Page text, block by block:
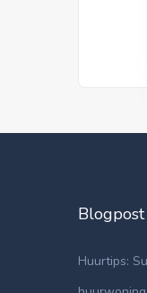
Blogpost
Huurtips: